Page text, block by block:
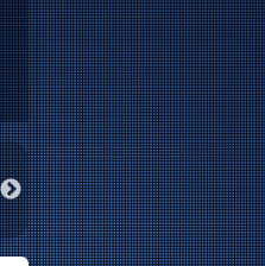
NASDAQ
23.51.01